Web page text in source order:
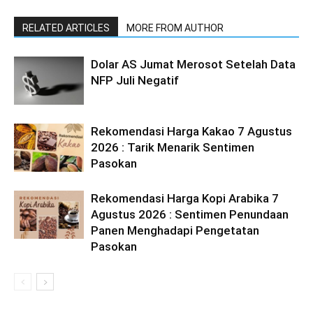
RELATED ARTICLES MORE FROM AUTHOR
Dolar AS Jumat Merosot Setelah Data
NFP Juli Negatif
Rekomendasi Harga Kakao 7 Agustus
2026 : Tarik Menarik Sentimen
Pasokan
Rekomendasi Harga Kopi Arabika 7
Agustus 2026 : Sentimen Penundaan
Panen Menghadapi Pengetatan
Pasokan